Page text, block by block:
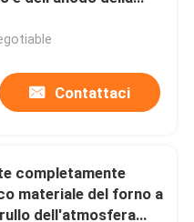
litio
Contattaci
completamente
materiale del forno a
dell'atmosfera